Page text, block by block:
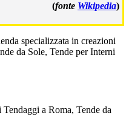
(fonte Wikipedia)
specializzata in creazioni
da Sole, Tende per Interni
a Roma, Tende da